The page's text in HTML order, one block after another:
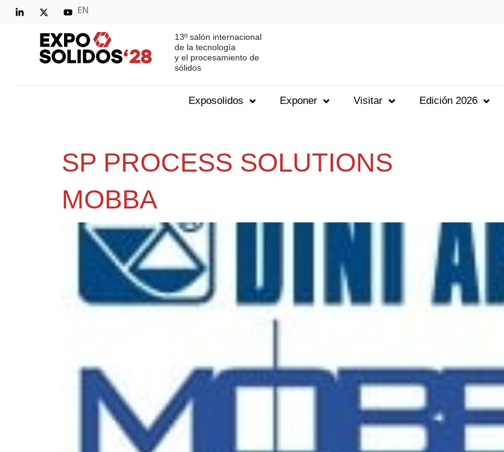
EN
13º salón internacional
de la tecnología
y el procesamiento de
sólidos
Exposolidos Exponer Visitar Edición 2026
SP PROCESS SOLUTIONS
MOBBA